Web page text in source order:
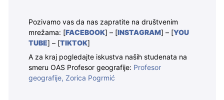
Pozivamo vas da nas zapratite na društvenim
mrežama: [FACEBOOK] – [INSTAGRAM] – [YOU
TUBE] – [TIKTOK]
A za kraj pogledajte iskustva naših studenata na
smeru OAS Profesor geografije: Profesor
geografije, Zorica Pogrmić